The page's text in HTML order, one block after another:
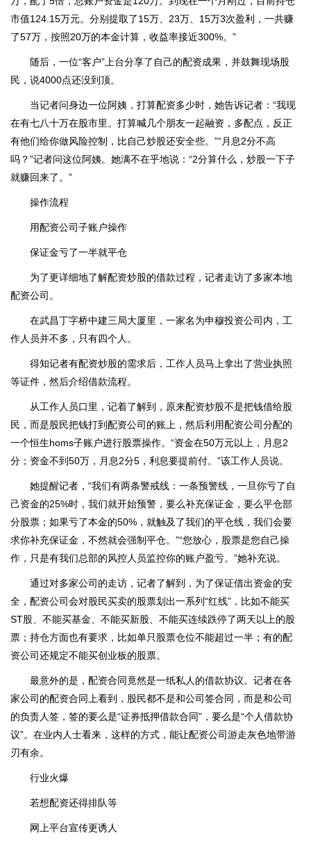
市值124.15万元。分别提取了15万、23万、15万3次盈利，一共赚
了57万，按照20万的本金计算，收益率接近300%。”
随后，一位“客户”上台分享了自己的配资成果，并鼓舞现场股
民，说4000点还没到顶。
当记者问身边一位阿姨，打算配资多少时，她告诉记者：“我现
在有七八十万在股市里。打算喊几个朋友一起融资，多配点，反正
有他们给你做风险控制，比自己炒股还安全些。”“月息2分不高
吗？”记者问这位阿姨。她满不在乎地说：“2分算什么，炒股一下子
就赚回来了。”
操作流程
用配资公司子账户操作
保证金亏了一半就平仓
为了更详细地了解配资炒股的借款过程，记者走访了多家本地
配资公司。
在武昌丁字桥中建三局大厦里，一家名为申穆投资公司内，工
作人员并不多，只有四个人。
得知记者有配资炒股的需求后，工作人员马上拿出了营业执照
等证件，然后介绍借款流程。
从工作人员口里，记着了解到，原来配资炒股不是把钱借给股
民，而是股民把钱打到配资公司的账上，然后利用配资公司分配的
一个恒生homs子账户进行股票操作。“资金在50万元以上，月息2
分；资金不到50万，月息2分5，利息要提前付。”该工作人员说。
她提醒记者，“我们有两条警戒线：一条预警线，一旦你亏了自
己资金的25%时，我们就开始预警，要么补充保证金，要么平仓部
分股票；如果亏了本金的50%，就触及了我们的平仓线，我们会要
求你补充保证金，不然就会强制平仓。”“您放心，股票是您自己操
作，只是有我们总部的风控人员监控你的账户盈亏。”她补充说。
通过对多家公司的走访，记者了解到，为了保证借出资金的安
全，配资公司会对股民买卖的股票划出一系列“红线”，比如不能买
ST股、不能买基金、不能买新股、不能买连续跌停了两天以上的股
票；持仓方面也有要求，比如单只股票仓位不能超过一半；有的配
资公司还规定不能买创业板的股票。
最意外的是，配资合同竟然是一纸私人的借款协议。记者在各
家公司的配资合同上看到，股民都不是和公司签合同，而是和公司
的负责人签，签的要么是“证券抵押借款合同”，要么是“个人借款协
议”。在业内人士看来，这样的方式，能让配资公司游走灰色地带游
刃有余。
行业火爆
若想配资还得排队等
网上平台宣传更诱人